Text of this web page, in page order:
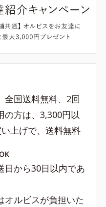
全国送料無料、2回
の方は、3,300円以
上げで、送料無料
日から30日以内であ
ルビスが負担いた